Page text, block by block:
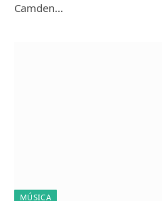
Camden…
MÚSICA